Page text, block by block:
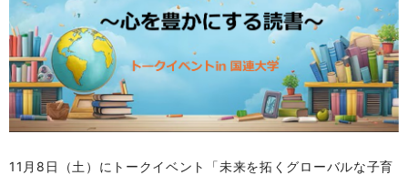
11月8日（土）にトークイベント「未来を拓くグローバルな子育